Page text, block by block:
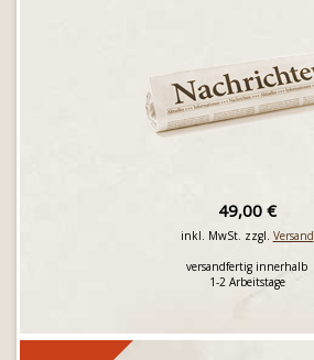
49,00 €
inkl. MwSt. zzgl. Versand
versandfertig innerhalb
1-2 Arbeitstage